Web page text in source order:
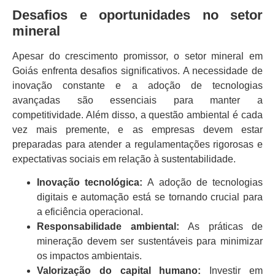
Desafios e oportunidades no setor
mineral
Apesar do crescimento promissor, o setor mineral em
Goiás enfrenta desafios significativos. A necessidade de
inovação constante e a adoção de tecnologias
avançadas são essenciais para manter a
competitividade. Além disso, a questão ambiental é cada
vez mais premente, e as empresas devem estar
preparadas para atender a regulamentações rigorosas e
expectativas sociais em relação à sustentabilidade.
Inovação tecnológica: A adoção de tecnologias
digitais e automação está se tornando crucial para
a eficiência operacional.
Responsabilidade ambiental: As práticas de
mineração devem ser sustentáveis para minimizar
os impactos ambientais.
Valorização do capital humano: Investir em